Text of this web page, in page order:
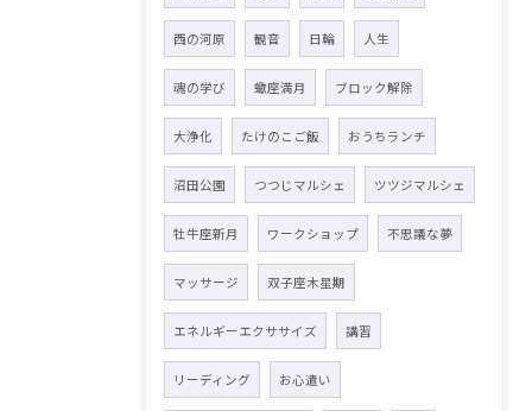
西の河原 観音 日輪 人生
魂の学び 蠍座満月 ブロック解除
大浄化 たけのこご飯 おうちランチ
沼田公園 つつじマルシェ ツツジマルシェ
牡牛座新月 ワークショップ 不思議な夢
マッサージ 双子座木星期
エネルギーエクササイズ 講習
リーディング お心遣い